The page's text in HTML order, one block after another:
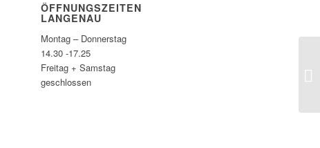
ÖFFNUNGSZEITEN
LANGENAU
Montag – Donnerstag
14.30 -17.25
Freitag + Samstag
geschlossen